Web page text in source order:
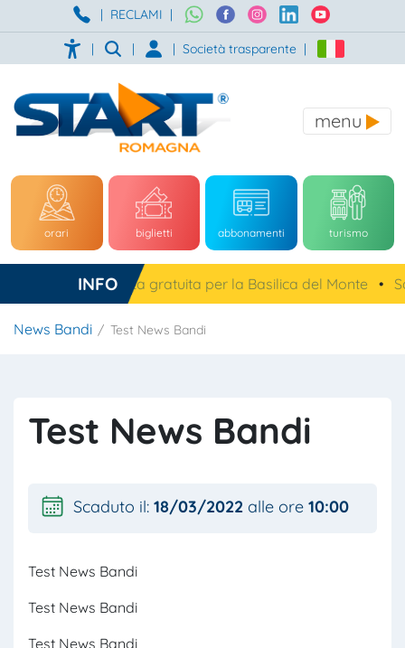
| RECLAMI |
| | | Società trasparente |
menu
orari biglietti abbonamenti turismo
INFO
Cesena, navetta gratuita per la Basilica del Monte •
News Bandi Test News Bandi
Test News Bandi
Scaduto il: 18/03/2022 alle ore 10:00
Test News Bandi
Test News Bandi
Test News Bandi